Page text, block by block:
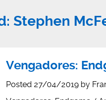
Stephen
Vengadores:
Posted 27/04/2019 by